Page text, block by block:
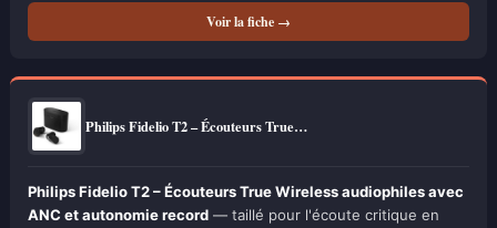
Voir la fiche →
Philips Fidelio T2 – Écouteurs True…
Philips Fidelio T2 – Écouteurs True Wireless audiophiles avec
ANC et autonomie record — taillé pour l'écoute critique en